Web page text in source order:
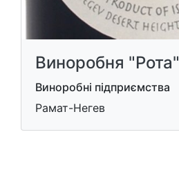
Виноробня "Рота"
Виноробні підприємства
Рамат-Негев